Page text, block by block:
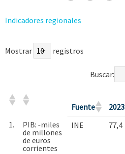
Indicadores regionales
Mostrar registros
Buscar:
Fuente 2023
1.
PIB: -miles
de millones
de euros
corrientes
INE 77,4